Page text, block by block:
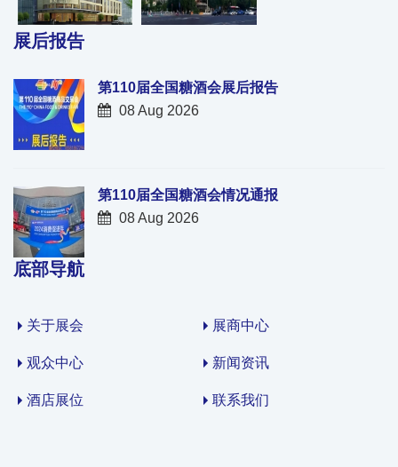
展后报告
第110届全国糖酒会展后报告
08 Aug 2026
第110届全国糖酒会情况通报
08 Aug 2026
底部导航
关于展会 展商中心
观众中心 新闻资讯
酒店展位 联系我们